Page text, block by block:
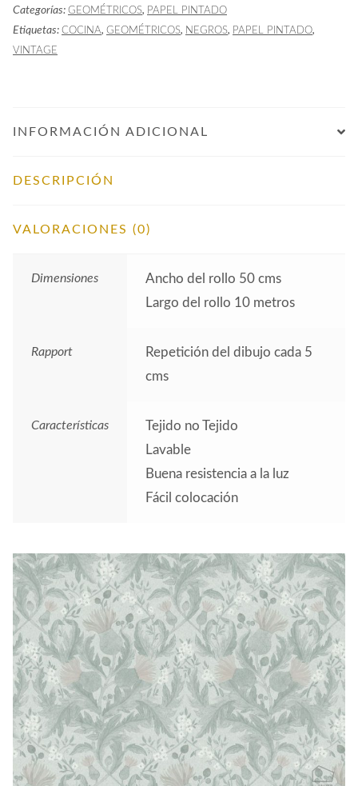
Negro
cantidad
Categorías: GEOMÉTRICOS, PAPEL PINTADO
Etiquetas: COCINA, GEOMÉTRICOS, NEGROS, PAPEL PINTADO,
VINTAGE
INFORMACIÓN ADICIONAL
DESCRIPCIÓN
VALORACIONES (0)
Dimensiones
Ancho del rollo 50 cms
Largo del rollo 10 metros
Rapport
Repetición del dibujo cada 5
cms
Características
Tejido no Tejido
Lavable
Buena resistencia a la luz
Fácil colocación